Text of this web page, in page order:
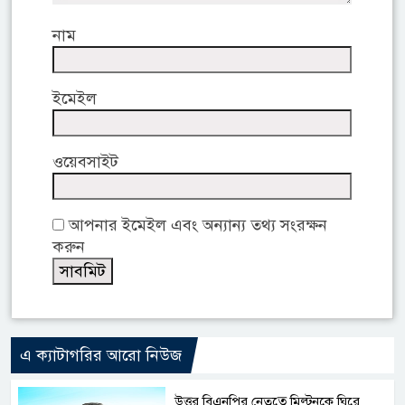
নাম
ইমেইল
ওয়েবসাইট
আপনার ইমেইল এবং অন্যান্য তথ্য সংরক্ষন
করুন
এ ক্যাটাগরির আরো নিউজ